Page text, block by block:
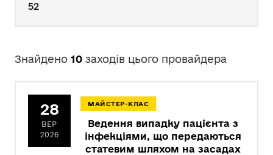
52
Знайдено 10 заходів цього провайдера
28
ВЕР
2026
МАЙСТЕР-КЛАС
Ведення випадку пацієнта з
інфекціями, що передаються
статевим шляхом на засадах